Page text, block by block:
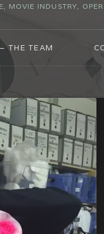
MOVIE INDUSTRY,
THE TEAM